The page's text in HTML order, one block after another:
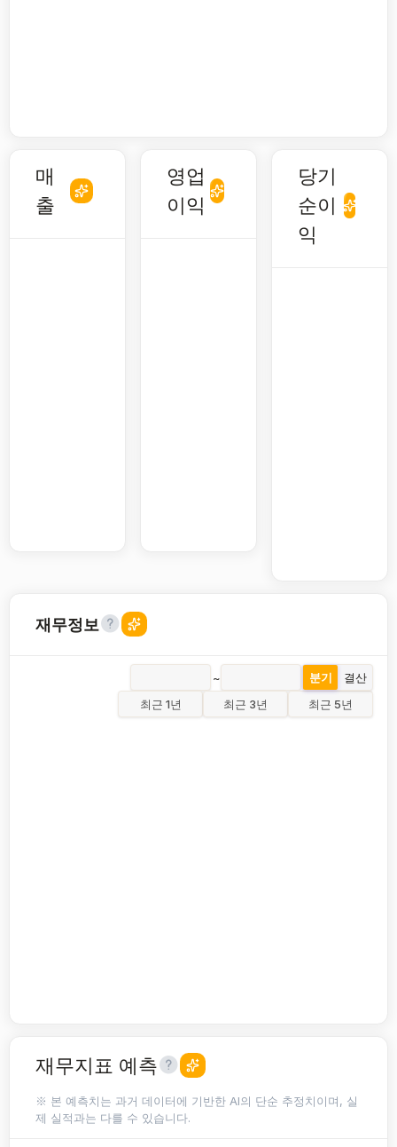
매
출
영업
이익
당기
순이
익
재무정보
~ 분기
결산
최근 1년
최근 3년 최근 5년
재무지표 예측
※ 본 예측치는 과거 데이터에 기반한 AI의 단순 추정치이며, 실
제 실적과는 다를 수 있습니다.